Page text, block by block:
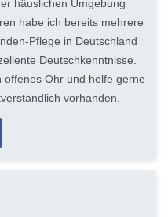
häuslichen Umgebung
habe ich bereits mehrere
Pflege in Deutschland
Deutschkenntnisse.
Ohr und helfe gerne
vorhanden.